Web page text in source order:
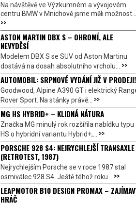
Na návštěvě ve Výzkumném a vývojovém
centru BMW v Mnichově jsme měli možnost...
>>
ASTON MARTIN DBX S – OHROMÍ, ALE
NEVYDĚSÍ
Modelem DBX S se SUV od Aston Martinu
dostává na dosah absolutního vrcholu... >>
AUTOMOBIL: SRPNOVÉ VYDÁNÍ JIŽ V PRODEJI!
Goodwood, Alpine A390 GT i elektrický
Rover Sport. Na stánky právě... >>
MG HS HYBRID+ – KLIDNÁ NÁTURA
Značka MG minulý rok rozšířila nabídku typu
HS o hybridní variantu Hybrid+,... >>
PORSCHE 928 S4: NEJRYCHLEJŠÍ TRANSAXLE
(RETROTEST, 1987)
Nejrychlejším Porsche se v roce 1987 stal
osmiválec 928 S4. Ještě téhož roku... >>
LEAPMOTOR B10 DESIGN PROMAX –
HRÁČ